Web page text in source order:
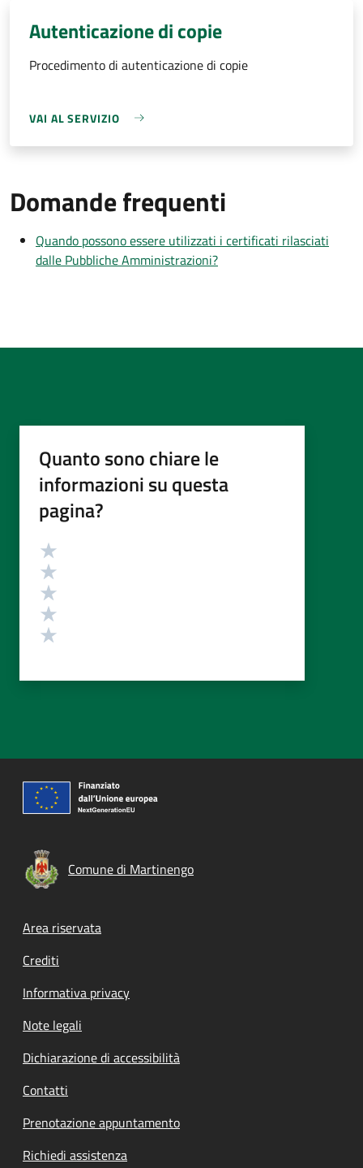
Autenticazione di copie
Procedimento di autenticazione di copie
VAI AL SERVIZIO
Domande frequenti
Quando possono essere utilizzati i certificati rilasciati
dalle Pubbliche Amministrazioni?
Quanto sono chiare le
informazioni su questa
pagina?
Valutazione
Comune di Martinengo
Footer menu
Area riservata
Crediti
Informativa privacy
Note legali
Dichiarazione di accessibilità
Contatti
Prenotazione appuntamento
Richiedi assistenza